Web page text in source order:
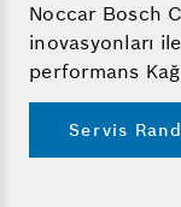
Noccar Bosch
inovasyonları
performans
Servis